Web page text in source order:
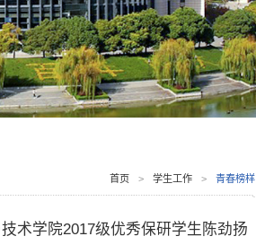
首页 > 学生工作 > 青春榜样
术学院2017级优秀保研学生陈劲扬